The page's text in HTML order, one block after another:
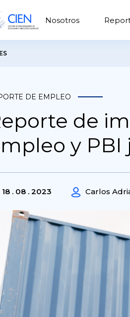
Nosotros
DE EMPLEO
de
y PBI
18 . 08 . 2023 Carlos